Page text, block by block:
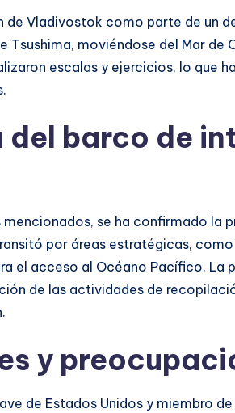
de Vladivostok como parte de un
Tsushima, moviéndose del Mar de
escalas y ejercicios, lo que
del barco de
mencionados, se ha confirmado la
transitó por áreas estratégicas,
el acceso al Océano Pacífico. La
de las actividades de
y
de Estados Unidos y miembro